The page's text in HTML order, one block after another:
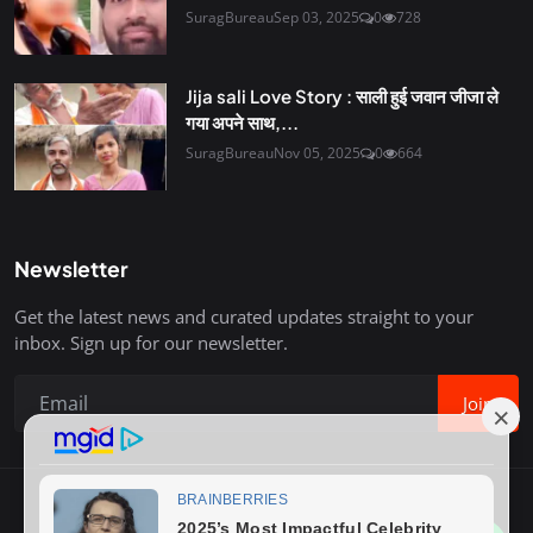
SuragBureauSep 03, 2025 0 728
Jija sali Love Story : साली हुई जवान जीजा ले
गया अपने साथ,...
SuragBureauNov 05, 2025 0 664
Newsletter
Get the latest news and curated updates straight to your
inbox. Sign up for our newsletter.
Join